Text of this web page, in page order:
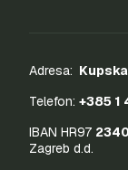
Adresa:
Telefon: +385 1
IBAN HR97
Zagreb d.d.